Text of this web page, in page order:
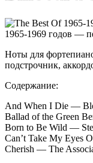
1965-1969 годов —
Ноты для
подстрочник,
Содержание:
And When I Die —
Ballad of the Green
Born to Be Wild —
Can’t Take My Eyes
Cherish — The